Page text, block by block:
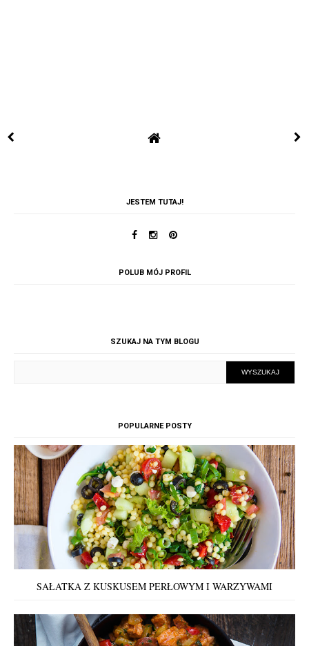
JESTEM TUTAJ!
POLUB MÓJ PROFIL
SZUKAJ NA TYM BLOGU
POPULARNE POSTY
SAŁATKA Z KUSKUSEM PERŁOWYM I WARZYWAMI